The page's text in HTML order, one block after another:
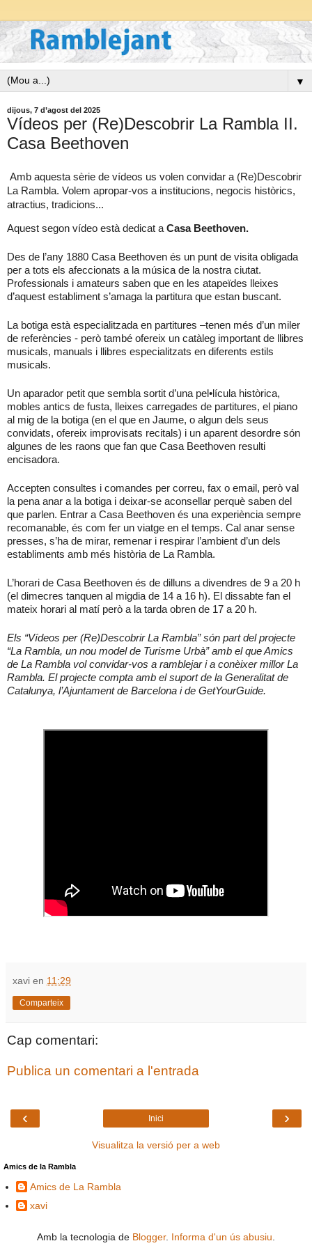
▼
dijous, 7 d’agost del 2025
Vídeos per (Re)Descobrir La Rambla II.
Casa Beethoven
Amb aquesta sèrie de vídeos us volen convidar a (Re)Descobrir
La Rambla. Volem apropar-vos a institucions, negocis històrics,
atractius, tradicions...
Aquest segon vídeo està dedicat a Casa Beethoven.
Des de l’any 1880 Casa Beethoven és un punt de visita obligada
per a tots els afeccionats a la música de la nostra ciutat.
Professionals i amateurs saben que en les atapeïdes lleixes
d’aquest establiment s’amaga la partitura que estan buscant.
La botiga està especialitzada en partitures –tenen més d’un miler
de referències - però també ofereix un catàleg important de llibres
musicals, manuals i llibres especialitzats en diferents estils
musicals.
Un aparador petit que sembla sortit d’una pel•lícula històrica,
mobles antics de fusta, lleixes carregades de partitures, el piano
al mig de la botiga (en el que en Jaume, o algun dels seus
convidats, ofereix improvisats recitals) i un aparent desordre són
algunes de les raons que fan que Casa Beethoven resulti
encisadora.
Accepten consultes i comandes per correu, fax o email, però val
la pena anar a la botiga i deixar-se aconsellar perquè saben del
que parlen. Entrar a Casa Beethoven és una experiència sempre
recomanable, és com fer un viatge en el temps. Cal anar sense
presses, s’ha de mirar, remenar i respirar l’ambient d’un dels
establiments amb més història de La Rambla.
L’horari de Casa Beethoven és de dilluns a divendres de 9 a 20 h
(el dimecres tanquen al migdia de 14 a 16 h). El dissabte fan el
mateix horari al matí però a la tarda obren de 17 a 20 h.
Els “Vídeos per (Re)Descobrir La Rambla” són part del projecte
“La Rambla, un nou model de Turisme Urbà” amb el que Amics
de La Rambla vol convidar-vos a ramblejar i a conèixer millor La
Rambla. El projecte compta amb el suport de la Generalitat de
Catalunya, l’Ajuntament de Barcelona i de GetYourGuide.
xavi en 11:29
Comparteix
Cap comentari:
Publica un comentari a l'entrada
‹ ›
Inici
Visualitza la versió per a web
Amics de la Rambla
Amics de La Rambla
xavi
Amb la tecnologia de Blogger. Informa d'un ús abusiu.